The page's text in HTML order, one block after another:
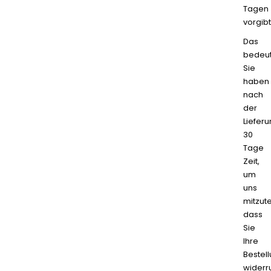
Tagen
Das
Sie
haben
nach
der
30
Tage
Zeit,
um
uns
dass
Sie
Ihre